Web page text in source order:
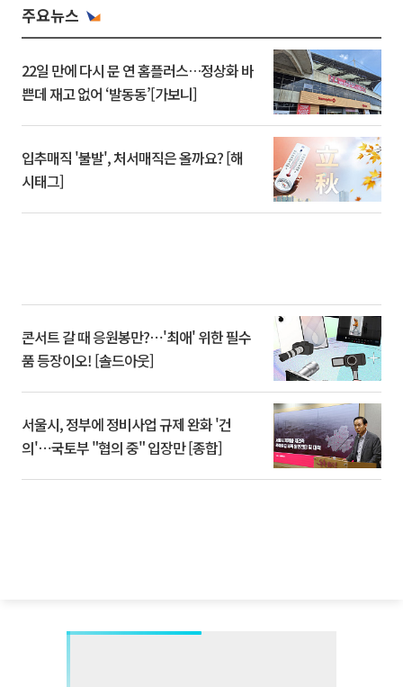
주요뉴스
22일 만에 다시 문 연 홈플러스…정상화 바
쁜데 재고 없어 ‘발동동’[가보니]
입추매직 '불발', 처서매직은 올까요? [해
시태그]
콘서트 갈 때 응원봉만?⋯'최애' 위한 필수
품 등장이오! [솔드아웃]
서울시, 정부에 정비사업 규제 완화 '건
의'⋯국토부 "협의 중" 입장만 [종합]